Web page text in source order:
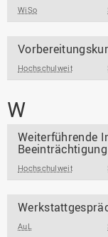
WiSo
Hochschulweit
W
Weiterführende
Beeinträchtigung
Hochschulweit
AuL